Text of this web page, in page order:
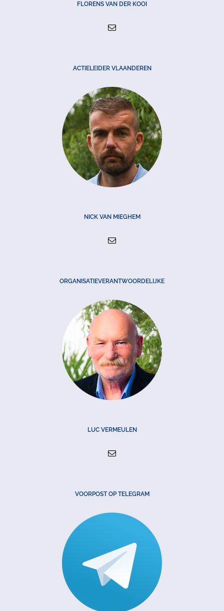
FLORENS VAN DER KOOI
ACTIELEIDER VLAANDEREN
NICK VAN MIEGHEM
ORGANISATIEVERANTWOORDELIJKE
LUC VERMEULEN
VOORPOST OP TELEGRAM